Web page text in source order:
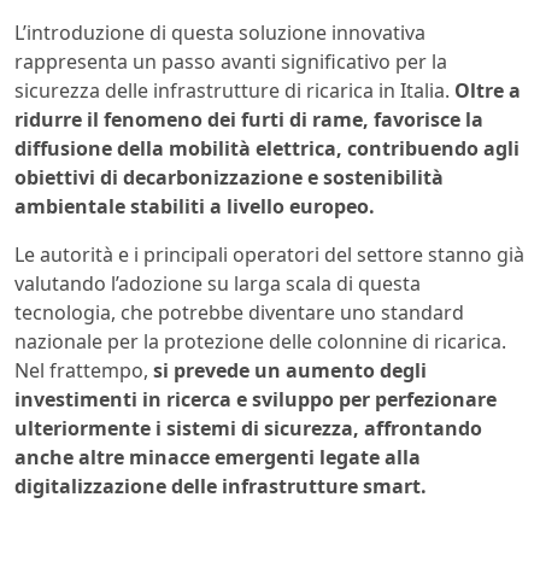
L’introduzione di questa soluzione innovativa
rappresenta un passo avanti significativo per la
sicurezza delle infrastrutture di ricarica in Italia. Oltre a
ridurre il fenomeno dei furti di rame, favorisce la
diffusione della mobilità elettrica, contribuendo agli
obiettivi di decarbonizzazione e sostenibilità
ambientale stabiliti a livello europeo.
Le autorità e i principali operatori del settore stanno già
valutando l’adozione su larga scala di questa
tecnologia, che potrebbe diventare uno standard
nazionale per la protezione delle colonnine di ricarica.
Nel frattempo, si prevede un aumento degli
investimenti in ricerca e sviluppo per perfezionare
ulteriormente i sistemi di sicurezza, affrontando
anche altre minacce emergenti legate alla
digitalizzazione delle infrastrutture smart.